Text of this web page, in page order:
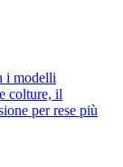
i modelli
colture, il
per rese più